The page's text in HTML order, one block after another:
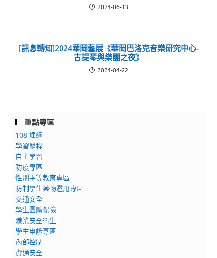
2024-06-13
[訊息轉知]2024華岡藝展《華岡巴洛克音樂研究中心-
古提琴與樂團之夜》
2024-04-22
重點專區
108 課綱
學習歷程
自主學習
防疫專區
性別平等教育專區
防制學生藥物濫用專區
交通安全
學生團體保險
職業安全衛生
學生申訴專區
內部控制
資通安全